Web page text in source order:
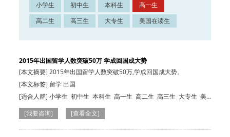
小学生 初中生 本科生
高一生
高二生
高三生 大专生 美国在读生
2015年出国留学人数突破50万 学成回国成大势
[本文摘要] 2015年出国留学人数突破50万,学成回国成大势。
[本文标签] 留学 出国
[适合人群] 小学生 初中生 本科生 高一生 高二生 高三生 大专生 美
国在读生
[我要咨询] [查看全文]